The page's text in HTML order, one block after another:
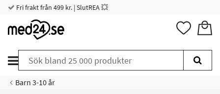
Fri frakt från 499 kr. | SlutREA 💥
Barn 3-10 år